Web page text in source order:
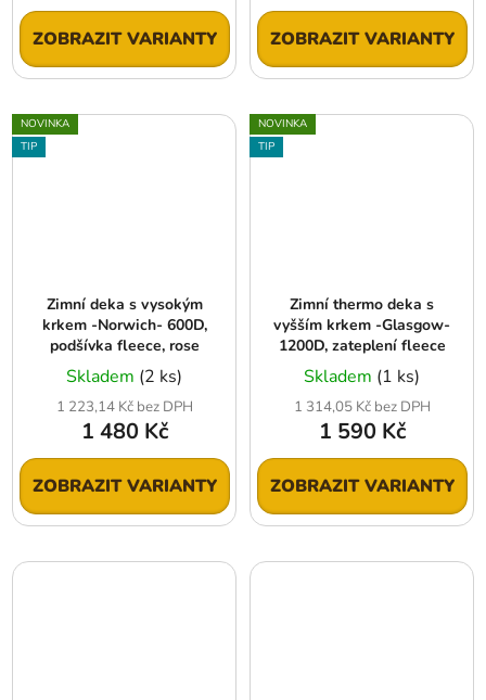
ZOBRAZIT VARIANTY ZOBRAZIT VARIANTY
NOVINKA
TIP
Zimní deka s vysokým
krkem -Norwich- 600D,
podšívka fleece, rose
Skladem (2 ks)
1 223,14 Kč bez DPH
1 480 Kč
ZOBRAZIT VARIANTY
NOVINKA
TIP
Zimní thermo deka s
vyšším krkem -Glasgow-
1200D, zateplení fleece
Skladem (1 ks)
1 314,05 Kč bez DPH
1 590 Kč
ZOBRAZIT VARIANTY